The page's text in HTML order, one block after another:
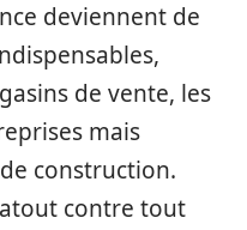
deviennent de
de vente, les
mais
construction.
atout contre tout